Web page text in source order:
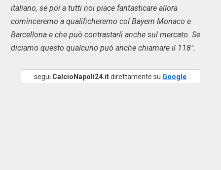
italiano, se poi a tutti noi piace fantasticare allora
cominceremo a qualificheremo col Bayern Monaco e
Barcellona e che può contrastarli anche sul mercato. Se
diciamo questo qualcuno può anche chiamare il 118".
segui CalcioNapoli24.itdirettamente su Google